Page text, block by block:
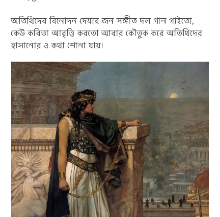
অতিথিদের বিনোদন দেয়ার জন সঙ্গীত দল গান গাইতো,
কেউ কবিতা আবৃত্তি করতো আবার কৌতুক করে অতিথিদের
হাসানোর ও কথা শোনা যায়।